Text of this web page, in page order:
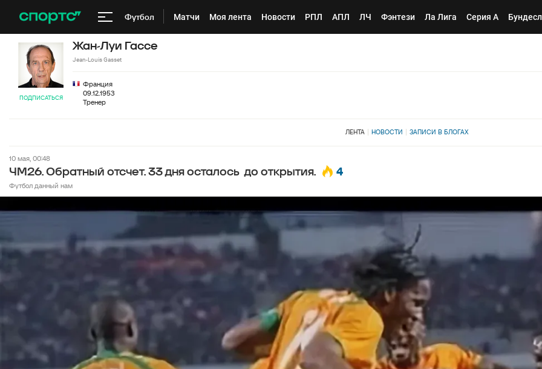
Футбол Матчи Моя лента Новости РПЛ АПЛ ЛЧ Фэнтези Ла Лига Серия А
ПОДПИСАТЬСЯ
Жан-Луи Гассе
Jean-Louis Gasset
Франция
09.12.1953
Тренер
ЛЕНТА НОВОСТИ ЗАПИСИ В БЛОГАХ
10 мая, 00:48
ЧМ26. Обратный отсчет. 33 дня осталось до открытия. 4
Футбол данный нам